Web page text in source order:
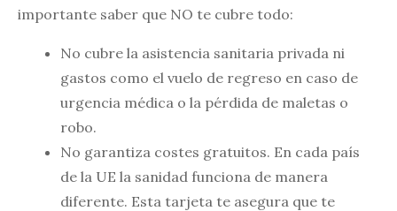
importante saber que NO te cubre todo:
No cubre la asistencia sanitaria privada ni
gastos como el vuelo de regreso en caso de
urgencia médica o la pérdida de maletas o
robo.
No garantiza costes gratuitos. En cada país
de la UE la sanidad funciona de manera
diferente. Esta tarjeta te asegura que te